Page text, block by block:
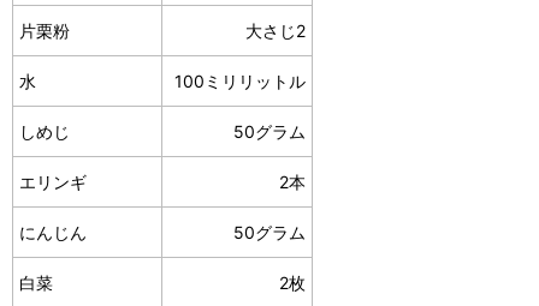
片栗粉 大さじ2
水 100ミリリットル
しめじ 50グラム
エリンギ 2本
にんじん 50グラム
白菜 2枚